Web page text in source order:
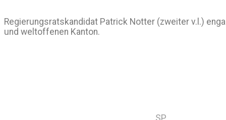
Regierungsratskandidat Patrick Notter (zweiter v.l.)
und weltoffenen Kanton.